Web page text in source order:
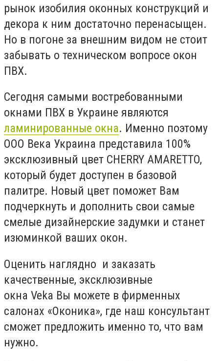
рынок изобилия оконных конструкций и
декора к ним достаточно перенасыщен.
Но в погоне за внешним видом не стоит
забывать о техническом вопросе окон
ПВХ.
Сегодня самыми востребованными
окнами ПВХ в Украине являются
ламинированные окна. Именно поэтому
ООО Века Украина представила 100%
эксклюзивный цвет CHERRY AMARETTO,
который будет доступен в базовой
палитре. Новый цвет поможет Вам
подчеркнуть и дополнить свои самые
смелые дизайнерские задумки и станет
изюминкой ваших окон.
Оценить наглядно и заказать
качественные, эксклюзивные
окна Veka Вы можете в фирменных
салонах «Оконика», где наш консультант
сможет предложить именно то, что вам
нужно.